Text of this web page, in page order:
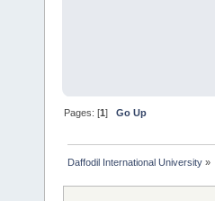
Pages: [1]Go Up
Daffodil International University »